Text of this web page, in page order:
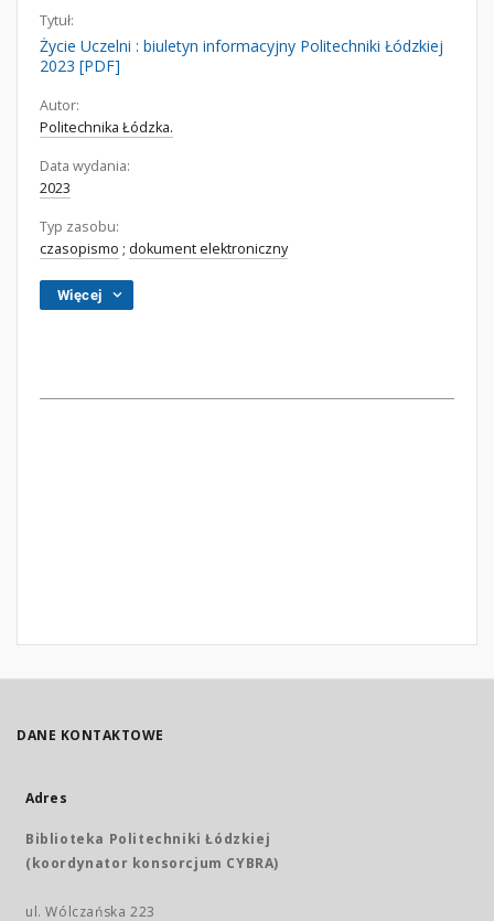
Tytuł:
Życie Uczelni : biuletyn informacyjny Politechniki Łódzkiej
2023 [PDF]
Autor:
Politechnika Łódzka.
Data wydania:
2023
Typ zasobu:
czasopismo ; dokument elektroniczny
Więcej
DANE KONTAKTOWE
Adres
Biblioteka Politechniki Łódzkiej
(koordynator konsorcjum CYBRA)
ul. Wólczańska 223